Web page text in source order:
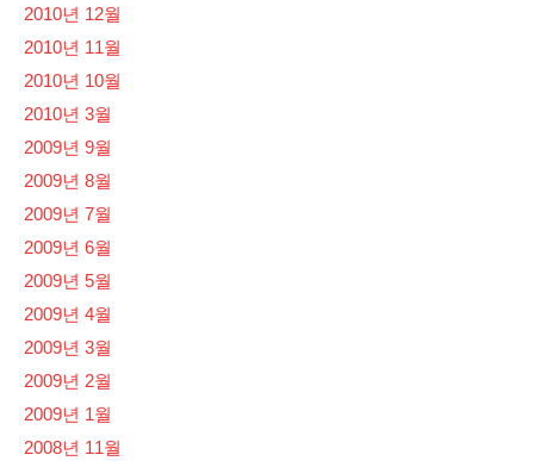
2010년 12월
2010년 11월
2010년 10월
2010년 3월
2009년 9월
2009년 8월
2009년 7월
2009년 6월
2009년 5월
2009년 4월
2009년 3월
2009년 2월
2009년 1월
2008년 11월